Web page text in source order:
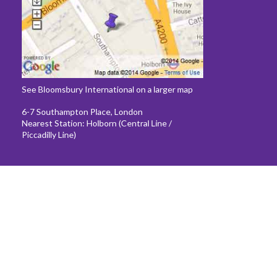
See Bloomsbury International on a larger map
6-7 Southampton Place, London
Nearest Station: Holborn (Central Line /
Piccadilly Line)